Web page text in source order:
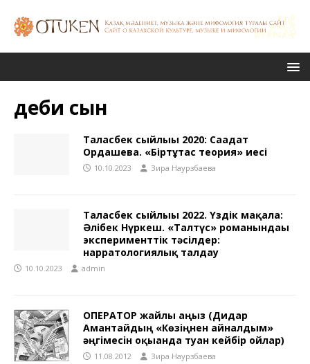
әдеби сын
Таласбек сыйлығы 2020: Сағадат
Ордашева. «Біртұтас теория» иесі
10.10.2023 Зира Наурзбаева
Таласбек сыйлығы 2022. Үздік мақала:
Әлібек Нүркеш. «Талтүс» романындағы
эксперименттік тәсілдер:
нарратологиялық талдау
10.10.2023 admin
ОПЕРАТОР жайлы аңыз (Дидар
Амантайдың «Көзiңнен айналдым»
әңгiмесiн оқығанда туған кейбiр ойлар)
11.08.2012 Зира Наурзбаева